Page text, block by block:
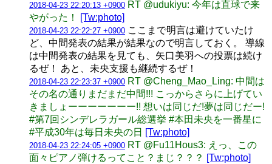
2018-04-23 22:20:13 +0900 RT @udukiyu: 今年は直球で来
やがった！
[Tw:photo]
2018-04-23 22:22:27 +0900 ここまで明言は避けていたけ
ど、中間発表の結果が結果なので明言しておく。 導線
は中間発表の結果を見ても、矢口美羽への投票は続け
るぜ！ あと、未央支援も継続するぜ！
2018-04-23 22:23:37 +0900 RT @Cheng_Mao_Ling: 中間は
その名の通りまだまだ中間!!! こっからさらに上げてい
きましょーーーーーーー!! 想いは同じだ!夢は同じだー!
#第7回シンデレラガール総選挙 #本田未央を一番星に
#平成30年は毎日未央の日 [Tw:photo]
2018-04-23 22:24:05 +0900 RT @Fu11Hous3: えっ、この
面々ピアノ弾けるってこと？まじ？？？ [Tw:photo]